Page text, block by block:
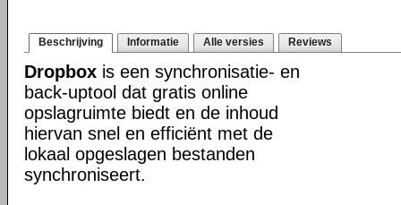
Beschrijving Informatie Alle versies Reviews
Dropbox is een synchronisatie- en
back-uptool dat gratis online
opslagruimte biedt en de inhoud
hiervan snel en efficiënt met de
lokaal opgeslagen bestanden
synchroniseert.